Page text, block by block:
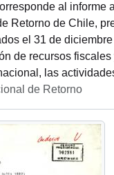
al informe
Retorno de Chile,
el 31 de
de recursos fiscales
las
de Retorno